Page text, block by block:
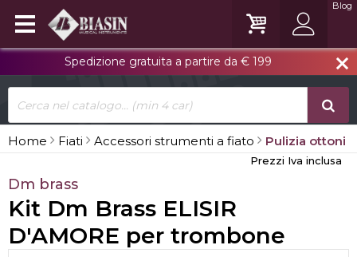
close
Spedizione gratuita a partire da € 199
Blog
Home Fiati Accessori strumenti a fiato Pulizia ottoni
Prezzi Iva inclusa
Dm brass
Kit Dm Brass ELISIR
D'AMORE per trombone